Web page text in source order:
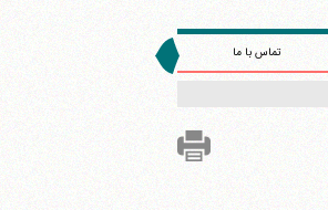
تماس با ما